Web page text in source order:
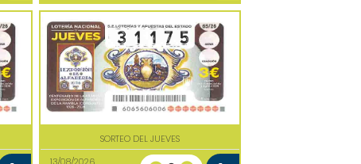
SORTEO DEL JUEVES
13/08/2026